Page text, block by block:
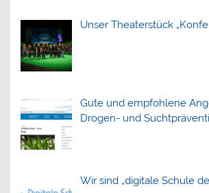
Unser Theaterstück
Gute und empfohlene
Drogen- und
Wir sind „digitale Schule